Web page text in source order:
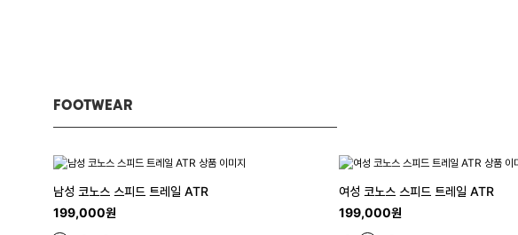
FOOTWEAR
남성 코노스 스피드 트레일 ATR
199,000원
여성 코노스 스피드 트레일 ATR
199,000원